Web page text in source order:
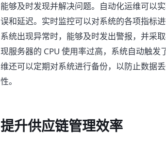
能够及时发现并解决问题。自动化运维可以
误和延迟。实时监控可以对系统的各项指标
系统出现异常时，能够及时发出警报，并采
现服务器的 CPU 使用率过高，系统自动触
维还可以定期对系统进行备份，以防止数据
性。
提升供应链管理效率